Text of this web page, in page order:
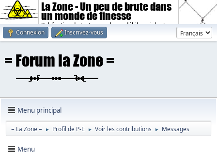
La Zone - Un peu de brute dans
un monde de finesse
Publication de textes sombres, débiles, violents.
Connexion
Inscrivez-vous
Menu principal
= La Zone = ► Profil de P-E ► Voir les contributions ► Messages
Menu